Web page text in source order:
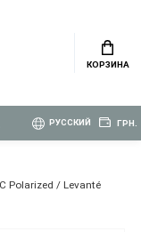
КОРЗИНА
РУССКИЙ ГРН.
Polarized / Levanté